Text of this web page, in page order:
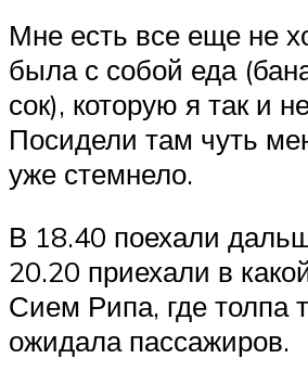
Мне есть все еще не
была с собой еда
сок), которую я так и
Посидели там чуть
уже стемнело.
В 18.40 поехали
20.20 приехали в
Сием Рипа, где толпа
ожидала пассажиров.